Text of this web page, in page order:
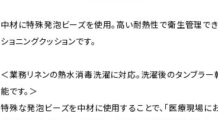
中材に特殊発泡ビーズを使用。高い耐熱性で衛生管理でき
ショニングクッションです。
＜業務リネンの熱水消毒洗濯に対応。洗濯後のタンブラー
能です。＞
特殊な発泡ビーズを中材に使用することで、「医療現場に